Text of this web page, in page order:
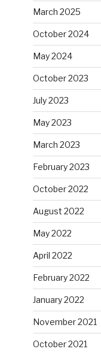
March 2025
October 2024
May 2024
October 2023
July 2023
May 2023
March 2023
February 2023
October 2022
August 2022
May 2022
April 2022
February 2022
January 2022
November 2021
October 2021